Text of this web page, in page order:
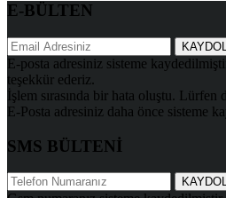
E-BÜLTEN
KAYDOL
E-posta adresiniz sisteme
teşekkür ederiz.
İşlem sırasında bir hata oluştu. Lürfen
E-Posta adresiniz daha önce sisteme
SMS BÜLTENİ